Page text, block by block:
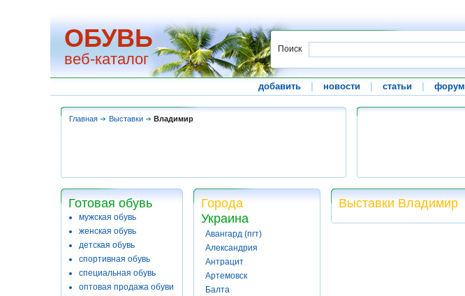
ОБУВЬ
веб-каталог
Поиск
добавить новости статьи форум
Главная Выставки Владимир
Готовая обувь
мужская обувь
женская обувь
детская обувь
спортивная обувь
специальная обувь
оптовая продажа обуви
Города
Украина
Авангард (пгт)
Александрия
Антрацит
Артемовск
Балта
Выставки Владимир